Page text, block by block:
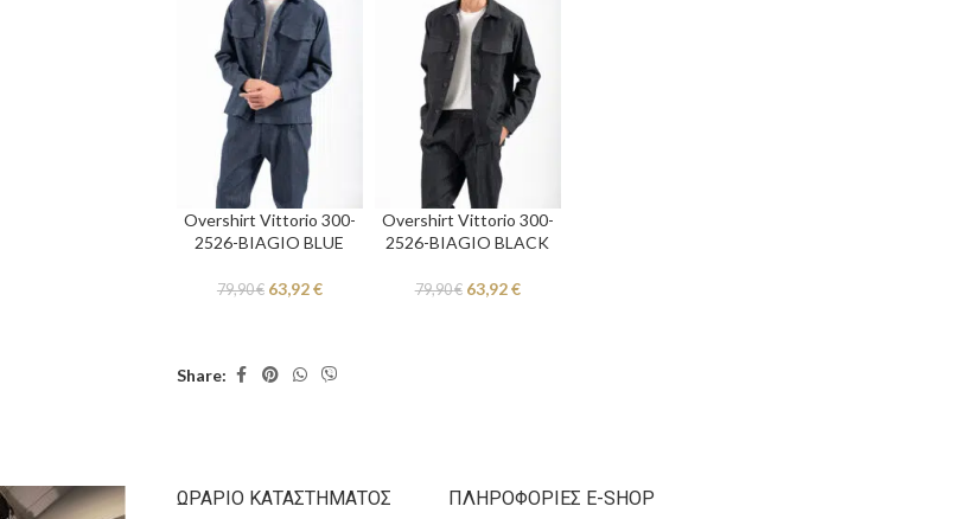
Overshirt Vittorio 300-
2526-BIAGIO BLUE
79,90€ 63,92€
Overshirt Vittorio 300-
2526-BIAGIO BLACK
79,90€ 63,92€
Share:
ΩΡΆΡΙΟ ΚΑΤΑΣΤΉΜΑΤΟΣ ΠΛΗΡΟΦΟΡΊΕΣ E-SHOP